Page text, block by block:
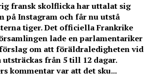
fransk skolflicka har uttalat sig
på Instagram och får nu utstå
tiger. Det officiella Frankrike
lade en parlamentariker
om att föräldraledigheten vid
utsträckas från 5 till 12 dagar.
kommentar var att det sku...